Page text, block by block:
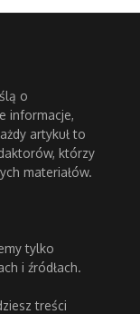
o
informacje,
artykuł to
którzy
materiałów.
tylko
i źródłach.
treści